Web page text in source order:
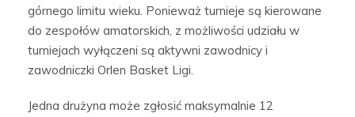
górnego limitu wieku. Ponieważ turnieje są kierowane
do zespołów amatorskich, z możliwości udziału w
turniejach wyłączeni są aktywni zawodnicy i
zawodniczki Orlen Basket Ligi.
Jedna drużyna może zgłosić maksymalnie 12